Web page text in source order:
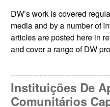
DW’s work is covered
media and by a number of
articles are posted here in
and cover a range of DW
Instituições De
Comunitários